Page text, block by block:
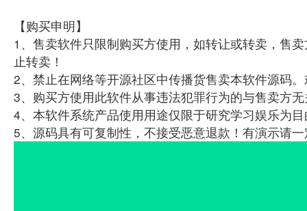
【购买申明】
1、售卖软件只限制购买方使用，如转让或转卖，售
止转卖！
2、禁止在网络等开源社区中传播货售卖本软件源码
3、购买方使用此软件从事违法犯罪行为的与售卖方
4、本软件系统产品使用用途仅限于研究学习娱乐为
5、源码具有可复制性，不接受恶意退款！有演示请